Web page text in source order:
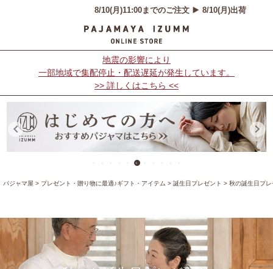
地震の影響により
一部地域で集配停止・配送遅延が発生しています。
>> 詳しくはこちら <<
パジャマ屋 プレゼント・贈り物に最適♪ギフト・アイテム 誕生日プレゼント 秋の誕生日プレ